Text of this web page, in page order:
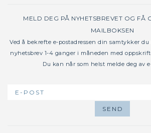
MELD DEG PÅ NYHETSBREVET OG FÅ
MAILBOKSEN
Ved å bekrefte e-postadressen din samtykker
nyhetsbrev 1-4 ganger i måneden med
Du kan når som helst melde deg av